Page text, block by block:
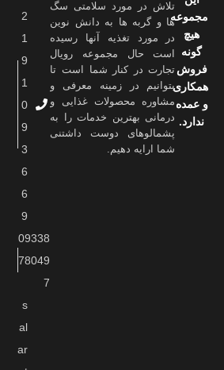
مجموعه
هیچ
گونه
فروش
همکاری
و عمده
ندارد.
تلاش در مورد سلامتی سگ
ها و گربه ها به دانش نوین
در مورد تغذیه آنها رسیده
است حال مجموعه رویال
تجارت در کنار شما است تا
بتوانیم در زمینه معرفی و
مشاوره محصولات غذایی و
درمانی بهترین خدمات را به
پشمالوهای دوست داشتنی
شما ارايه دهیم.
2
1
9
1
0
9
3
6
6
9
09338
78049
7
s
al
ar